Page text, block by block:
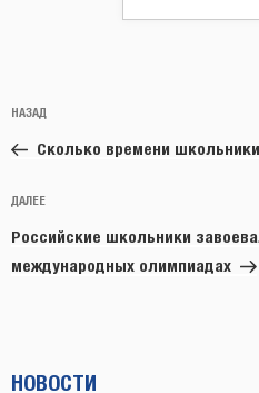
по
записям
Предыдущая
запись:
НАЗАД
Сколько времени
Следующая
запись
ДАЛЕЕ
Российские школьники
международных олимпиадах
НОВОСТИ